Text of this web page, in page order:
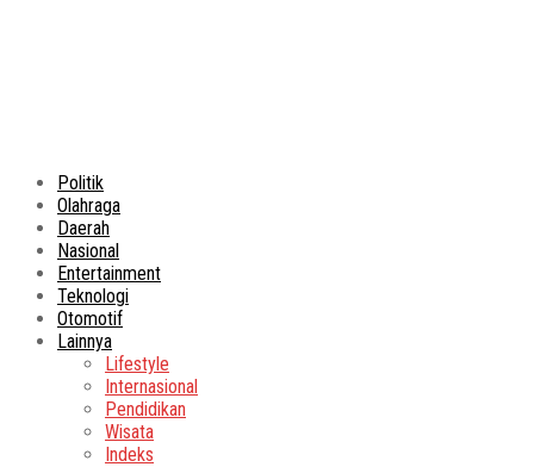
Politik
Olahraga
Daerah
Nasional
Entertainment
Teknologi
Otomotif
Lainnya
Lifestyle
Internasional
Pendidikan
Wisata
Indeks